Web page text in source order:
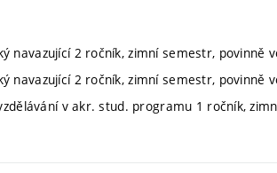
navazující 2 ročník, zimní semestr, povinně
navazující 2 ročník, zimní semestr, povinně
v akr. stud. programu 1 ročník,